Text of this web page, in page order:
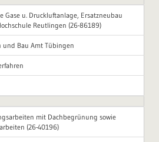
Gase u. Druckluftanlage, Ersatzneubau
Reutlingen (26-86189)
und Bau Amt Tübingen
mit Dachbegrünung sowie
(26-40196)